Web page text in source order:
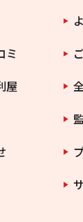
ミ
屋